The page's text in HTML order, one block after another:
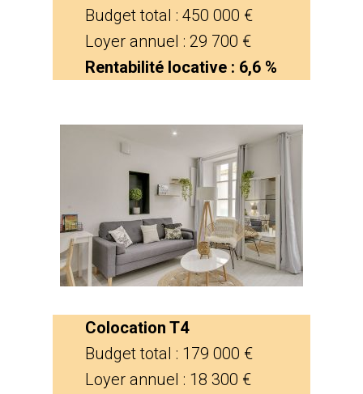
Budget total : 450 000 €
Loyer annuel : 29 700 €
Rentabilité locative : 6,6 %
Colocation T4
Budget total : 179 000 €
Loyer annuel : 18 300 €